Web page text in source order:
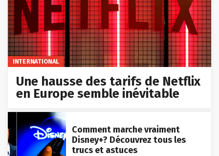
INTERNATIONAL
Une hausse des tarifs de Netflix
en Europe semble inévitable
Comment marche vraiment
Disney+? Découvrez tous les
trucs et astuces